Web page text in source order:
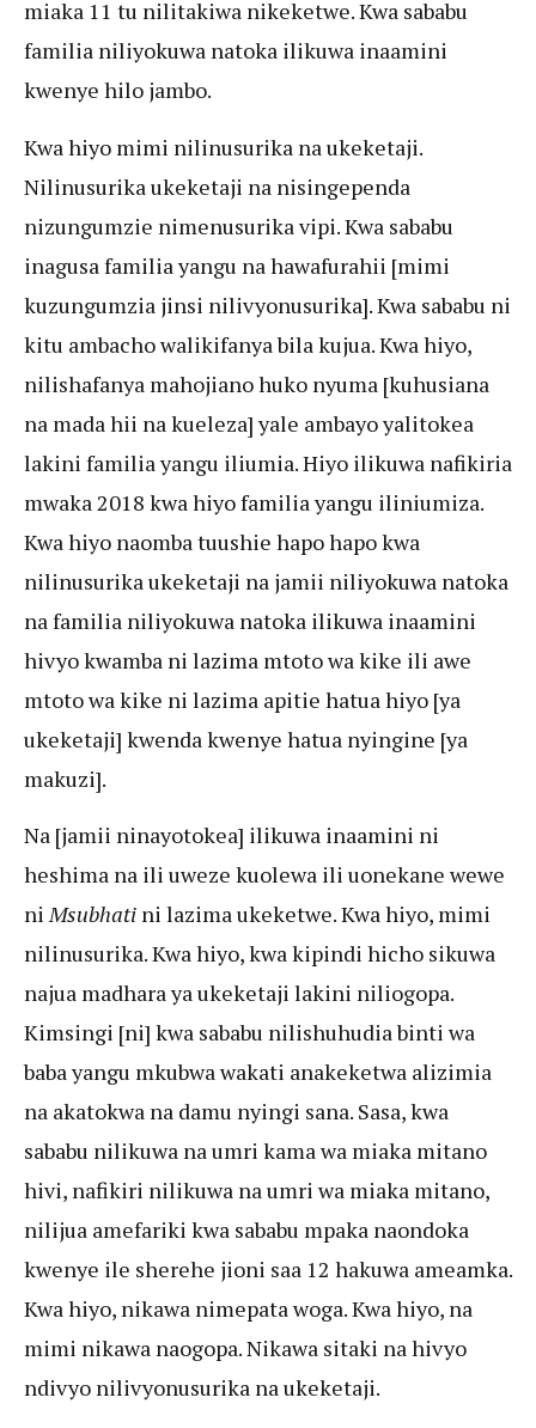
miaka 11 tu nilitakiwa nikeketwe. Kwa sababu
familia niliyokuwa natoka ilikuwa inaamini
kwenye hilo jambo.
Kwa hiyo mimi nilinusurika na ukeketaji.
Nilinusurika ukeketaji na nisingependa
nizungumzie nimenusurika vipi. Kwa sababu
inagusa familia yangu na hawafurahii [mimi
kuzungumzia jinsi nilivyonusurika]. Kwa sababu ni
kitu ambacho walikifanya bila kujua. Kwa hiyo,
nilishafanya mahojiano huko nyuma [kuhusiana
na mada hii na kueleza] yale ambayo yalitokea
lakini familia yangu iliumia. Hiyo ilikuwa nafikiria
mwaka 2018 kwa hiyo familia yangu iliniumiza.
Kwa hiyo naomba tuushie hapo hapo kwa
nilinusurika ukeketaji na jamii niliyokuwa natoka
na familia niliyokuwa natoka ilikuwa inaamini
hivyo kwamba ni lazima mtoto wa kike ili awe
mtoto wa kike ni lazima apitie hatua hiyo [ya
ukeketaji] kwenda kwenye hatua nyingine [ya
makuzi].
Na [jamii ninayotokea] ilikuwa inaamini ni
heshima na ili uweze kuolewa ili uonekane wewe
niMsubhati ni lazima ukeketwe. Kwa hiyo, mimi
nilinusurika. Kwa hiyo, kwa kipindi hicho sikuwa
najua madhara ya ukeketaji lakini niliogopa.
Kimsingi [ni] kwa sababu nilishuhudia binti wa
baba yangu mkubwa wakati anakeketwa alizimia
na akatokwa na damu nyingi sana. Sasa, kwa
sababu nilikuwa na umri kama wa miaka mitano
hivi, nafikiri nilikuwa na umri wa miaka mitano,
nilijua amefariki kwa sababu mpaka naondoka
kwenye ile sherehe jioni saa 12 hakuwa ameamka.
Kwa hiyo, nikawa nimepata woga. Kwa hiyo, na
mimi nikawa naogopa. Nikawa sitaki na hivyo
ndivyo nilivyonusurika na ukeketaji.